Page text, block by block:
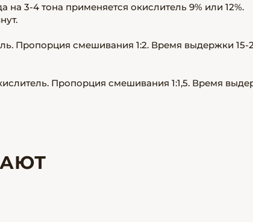
на 3-4 тона применяется окислитель 9% или 12%.
Пропорция смешивания 1:2. Время выдержки 15-
Пропорция смешивания 1:1,5. Время